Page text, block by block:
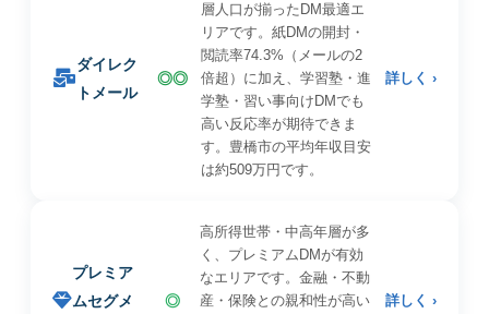
ダイレク
トメール
◎◎
層人口が揃ったDM最適エ
リアです。紙DMの開封・
閲読率74.3%（メールの2
倍超）に加え、学習塾・進
学塾・習い事向けDMでも
高い反応率が期待できま
す。豊橋市の平均年収目安
は約509万円です。
詳しく ›
プレミア
ムセグメ
◎
高所得世帯・中高年層が多
く、プレミアムDMが有効
なエリアです。金融・不動
産・保険との親和性が高い
詳しく ›